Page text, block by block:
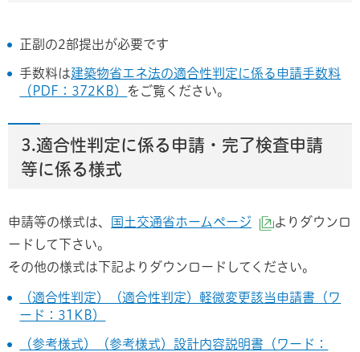
正副の2部提出が必要です
手数料は建築物省エネ法の適合性判定に係る申請手数料
（PDF：372KB） をご覧ください。
3.適合性判定に係る申請・完了検査申請
等に係る様式
申請等の様式は、 国土交通省ホームページ （外部サイト
よりダウンロ
ードして下さい。
その他の様式は下記よりダウンロードしてください。
（適合性判定）（適合性判定）軽微変更該当申請書（ワ
ード：31KB）
（参考様式）（参考様式）設計内容説明書（ワード：